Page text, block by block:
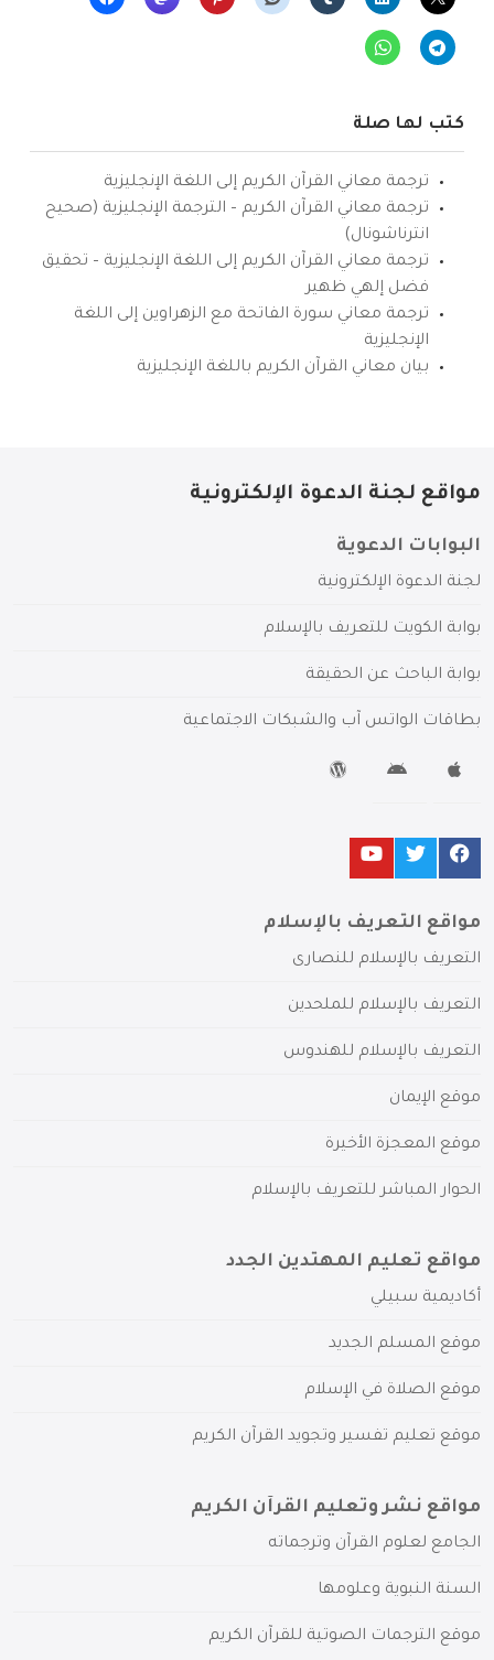
كتب لها صلة
ترجمة معاني القرآن الكريم إلى اللغة الإنجليزية
ترجمة معاني القرآن الكريم – الترجمة الإنجليزية (صحيح
انترناشونال)
ترجمة معاني القرآن الكريم إلى اللغة الإنجليزية – تحقيق
فضل إلهي ظهير
ترجمة معاني سورة الفاتحة مع الزهراوين إلى اللغة
الإنجليزية
بيان معاني القرآن الكريم باللغة الإنجليزية
مواقع لجنة الدعوة الإلكترونية
البوابات الدعوية
لجنة الدعوة الإلكترونية
بوابة الكويت للتعريف بالإسلام
بوابة الباحث عن الحقيقة
بطاقات الواتس آب والشبكات الاجتماعية
مواقع التعريف بالإسلام
التعريف بالإسلام للنصارى
التعريف بالإسلام للملحدين
التعريف بالإسلام للهندوس
موقع الإيمان
موقع المعجزة الأخيرة
الحوار المباشر للتعريف بالإسلام
مواقع تعليم المهتدين الجدد
أكاديمية سبيلي
موقع المسلم الجديد
موقع الصلاة في الإسلام
موقع تعليم تفسير وتجويد القرآن الكريم
مواقع نشر وتعليم القرآن الكريم
الجامع لعلوم القرآن وترجماته
السنة النبوية وعلومها
موقع الترجمات الصوتية للقرآن الكريم